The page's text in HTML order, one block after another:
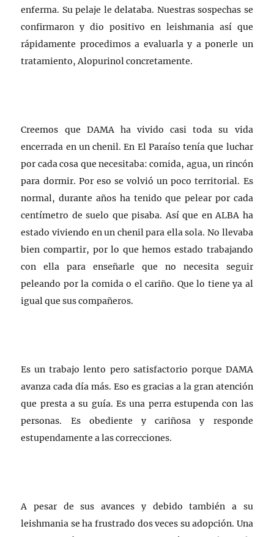
enferma. Su pelaje le delataba. Nuestras sospechas se
confirmaron y dio positivo en leishmania así que
rápidamente procedimos a evaluarla y a ponerle un
tratamiento, Alopurinol concretamente.
Creemos que DAMA ha vivido casi toda su vida
encerrada en un chenil. En El Paraíso tenía que luchar
por cada cosa que necesitaba: comida, agua, un rincón
para dormir. Por eso se volvió un poco territorial. Es
normal, durante años ha tenido que pelear por cada
centímetro de suelo que pisaba. Así que en ALBA ha
estado viviendo en un chenil para ella sola. No llevaba
bien compartir, por lo que hemos estado trabajando
con ella para enseñarle que no necesita seguir
peleando por la comida o el cariño. Que lo tiene ya al
igual que sus compañeros.
Es un trabajo lento pero satisfactorio porque DAMA
avanza cada día más. Eso es gracias a la gran atención
que presta a su guía. Es una perra estupenda con las
personas. Es obediente y cariñosa y responde
estupendamente a las correcciones.
A pesar de sus avances y debido también a su
leishmania se ha frustrado dos veces su adopción. Una